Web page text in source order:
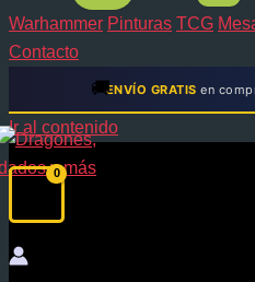
Warhammer Pinturas TCG
Contacto
🚚ENVÍO GRATIS en
Ir al contenido